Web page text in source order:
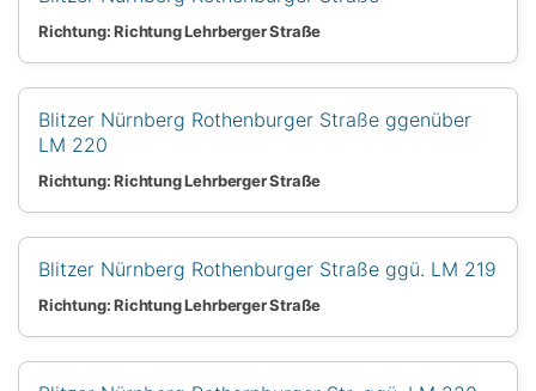
Richtung: Richtung Lehrberger Straße
Blitzer Nürnberg Rothenburger Straße ggenüber
LM 220
Richtung: Richtung Lehrberger Straße
Blitzer Nürnberg Rothenburger Straße ggü. LM 219
Richtung: Richtung Lehrberger Straße